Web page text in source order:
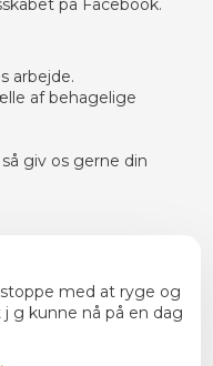
på Facebook.
arbejde.
af behagelige
giv os gerne din
med at ryge og
g kunne nå på en dag